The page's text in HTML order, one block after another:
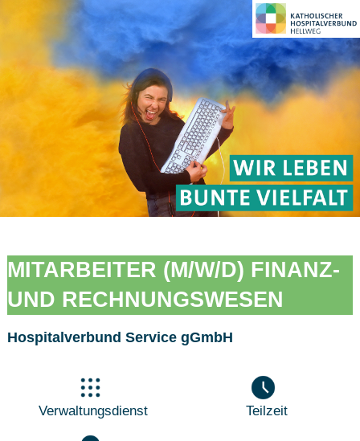
MITARBEITER (M/W/D) FINANZ-
UND RECHNUNGSWESEN
Hospitalverbund Service gGmbH
Verwaltungsdienst Teilzeit